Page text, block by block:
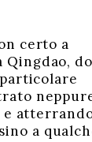
certo a
a